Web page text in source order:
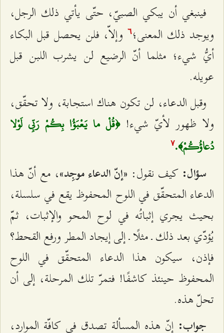
فينبغي أن يبكي الصبيّ، حتّى يأتي ذلك الرجل،
ويوجد ذلك المعنى؛ ٦وإلاّ، فلن يحصل قبل البكاء
أيُّ شيء؛ مثلما أنّ الرضيع لن يشرب اللبن قبل
عويله.
وقبل الدعاء، لن تكون هناك استجابة، ولا تحقّق،
ولا ظهور لأيّ شيء!﴿قُلْ ما يَعْبَؤُا بِكُمْ رَبِّي لَوْلا
دُعاؤُكُمْ﴾.۷
سؤال: كيف نقول: «إنّ الدعاء موجِد»، مع أنّ هذا
الدعاء المتحقّق في اللوح المحفوظ يقع في سلسلة،
بحيث يجري إثباتُه في لوح المحو والإثبات، ثمّ
يُؤدّي بعد ذلك ـ مثلًا ـ إلى إيجاد المطر ورفع القحط؟
فإذن، سيكون هذا الدعاء المتحقّق في اللوح
المحفوظ حينئذ كاشفًا! فتمرّ تلك المرحلة، إلى أن
تحلّ هذه.
جواب: إنّ هذه المسألة تصدق في كافّة الموارد،